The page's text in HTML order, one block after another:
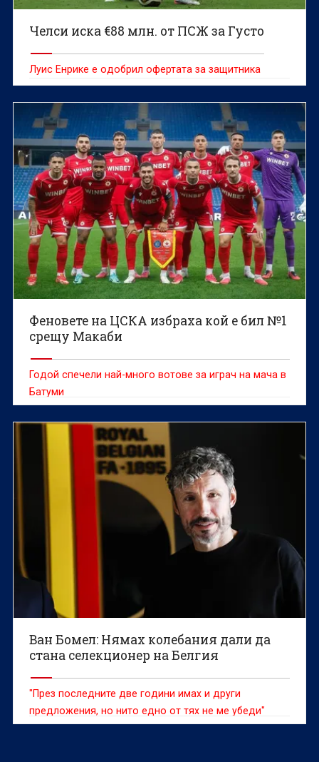
Челси иска €88 млн. от ПСЖ за Густо
Луис Енрике е одобрил офертата за защитника
Феновете на ЦСКА избраха кой е бил №1
срещу Макаби
Годой спечели най-много вотове за играч на мача в
Батуми
Ван Бомел: Нямах колебания дали да
стана селекционер на Белгия
"През последните две години имах и други
предложения, но нито едно от тях не ме убеди"